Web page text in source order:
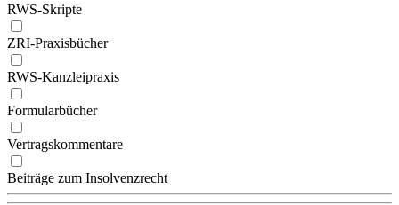
RWS-Skripte
ZRI-Praxisbücher
RWS-Kanzleipraxis
Formularbücher
Vertragskommentare
Beiträge zum Insolvenzrecht